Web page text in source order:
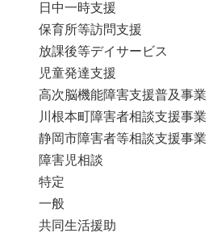
日中一時支援
保育所等訪問支援
放課後等デイサービス
児童発達支援
高次脳機能障害支援普及事業
川根本町障害者相談支援事業
静岡市障害者等相談支援事業
障害児相談
特定
一般
共同生活援助